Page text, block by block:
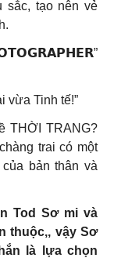
sắc, tạo nên vẻ
vừa Tinh tế!”
THỜI TRANG?
trai có một
bản thân và
Tod Sơ mi và
thuộc,, vậy Sơ
là lựa chọn